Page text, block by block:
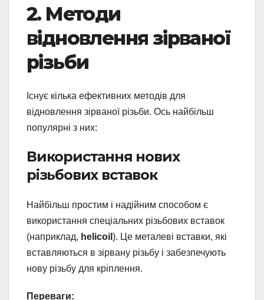
2. Методи
відновлення зірваної
різьби
Існує кілька ефективних методів для
відновлення зірваної різьби. Ось найбільш
популярні з них:
Використання нових
різьбових вставок
Найбільш простим і надійним способом є
використання спеціальних різьбових вставок
(наприклад, helicoil ). Це металеві вставки, які
вставляються в зірвану різьбу і забезпечують
нову різьбу для кріплення.
Переваги: